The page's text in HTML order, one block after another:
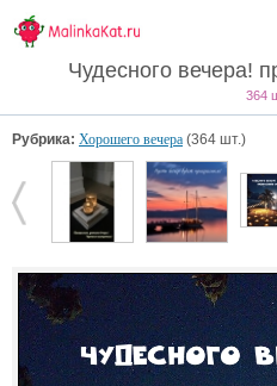
Чудесного вечера!
364
Рубрика: Хорошего вечера (364 шт.)